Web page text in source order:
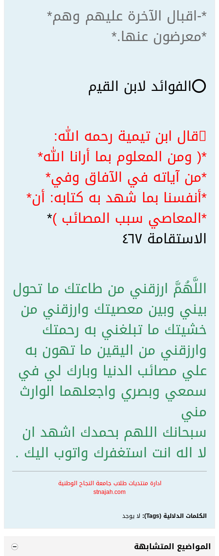
*-ﺍﻗﺒﺎﻝ ﺍﻵﺧﺮﺓ ﻋﻠﻴﻬﻢ ﻭﻫﻢ*
*ﻣﻌﺮﺿﻮﻥ ﻋﻨﻬﺎ.*
⭕ﺍﻟﻔﻮﺍﺋﺪ ﻻﺑﻦ ﺍﻟﻘﻴم
قال ابن تيمية رحمه الله:
*( ومن المعلوم بما أرانا الله*
*من آياته في الآفاق وفي*
*أنفسنا بما شهد به كتابه: أن*
*المعاصي سبب المصائب )*
الاستقامة ٤٦٧
اللَّهُمَّ ارزقني من طاعتك ما تحول
بيني وبين معصيتك وارزقني من
خشيتك ما تبلغني به رحمتك
وارزقني من اليقين ما تهون به
علي مصائب الدنيا وبارك لي في
سمعي وبصري واجعلهما الوارث
مني
سبحانك اللهم بحمدك اشهد ان
لا اله انت استغفرك واتوب اليك .
ادارة منتديات طلاب جامعة النجاح الوطنية
stnajah.com
الكلمات الدلالية (Tags): لا يوجد
المواضيع المتشابهة